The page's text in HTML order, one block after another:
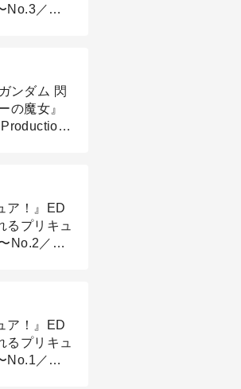
No.3／ア
ンダム 閃
の魔女』
ア！』ED
るプリキュ
No.2／モ
ア！』ED
るプリキュ
No.1／演